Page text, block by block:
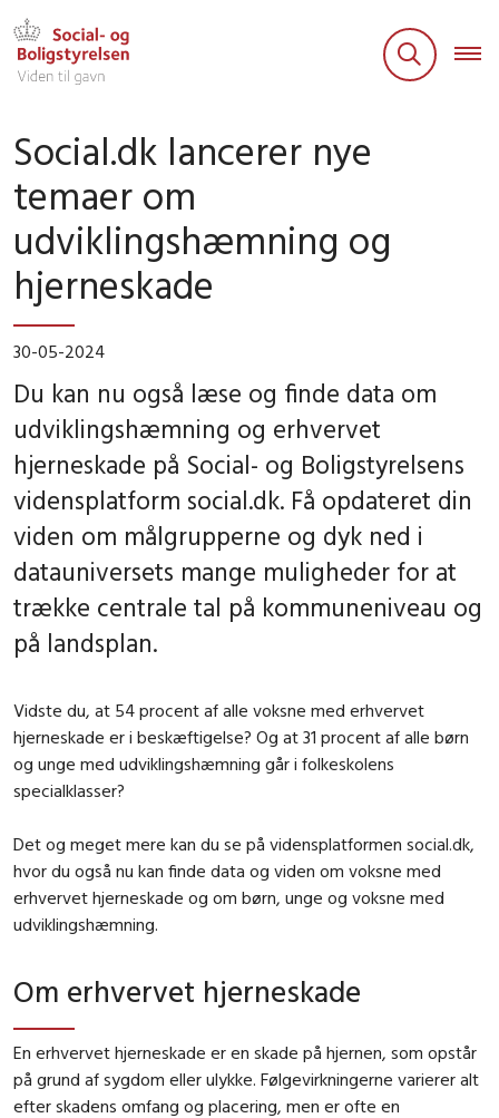
Social.dk lancerer nye
temaer om
udviklingshæmning og
hjerneskade
30-05-2024
Du kan nu også læse og finde data om
udviklingshæmning og erhvervet
hjerneskade på Social- og Boligstyrelsens
vidensplatform social.dk. Få opdateret din
viden om målgrupperne og dyk ned i
datauniversets mange muligheder for at
trække centrale tal på kommuneniveau og
på landsplan.
Vidste du, at 54 procent af alle voksne med erhvervet
hjerneskade er i beskæftigelse? Og at 31 procent af alle børn
og unge med udviklingshæmning går i folkeskolens
specialklasser?
Det og meget mere kan du se på vidensplatformen social.dk,
hvor du også nu kan finde data og viden om voksne med
erhvervet hjerneskade og om børn, unge og voksne med
udviklingshæmning.
Om erhvervet hjerneskade
En erhvervet hjerneskade er en skade på hjernen, som opstår
på grund af sygdom eller ulykke. Følgevirkningerne varierer alt
efter skadens omfang og placering, men er ofte en